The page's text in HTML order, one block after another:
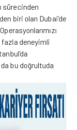
sürecinden
biri olan Dubai’de
fazla deneyimli
bu doğrultuda